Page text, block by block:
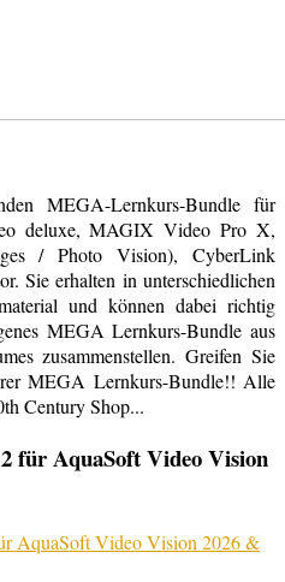
MEGA-Lernkurs-Bundle für
deluxe, MAGIX Video Pro X,
/ Photo Vision), CyberLink
Sie erhalten in unterschiedlichen
und können dabei richtig
MEGA Lernkurs-Bundle aus
zusammenstellen. Greifen Sie
MEGA Lernkurs-Bundle!! Alle
Century Shop...
für AquaSoft Video Vision